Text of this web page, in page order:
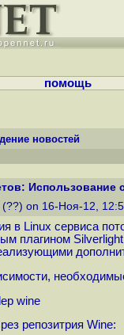
помощь
новостей
Использование
(??) on 16-Ноя-12,
в Linux сервиса
плагином
wine
репозитрия Wine: